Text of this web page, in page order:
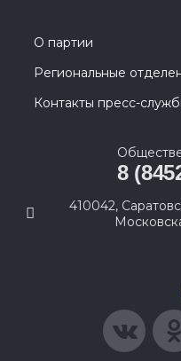
О партии
Региональные
Контакты пресс-
8
410042,